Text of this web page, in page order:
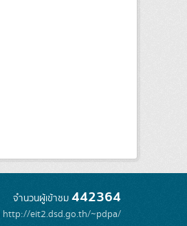
จำนวนผู้เข้าชม 442364
http://eit2.dsd.go.th/~pdpa/